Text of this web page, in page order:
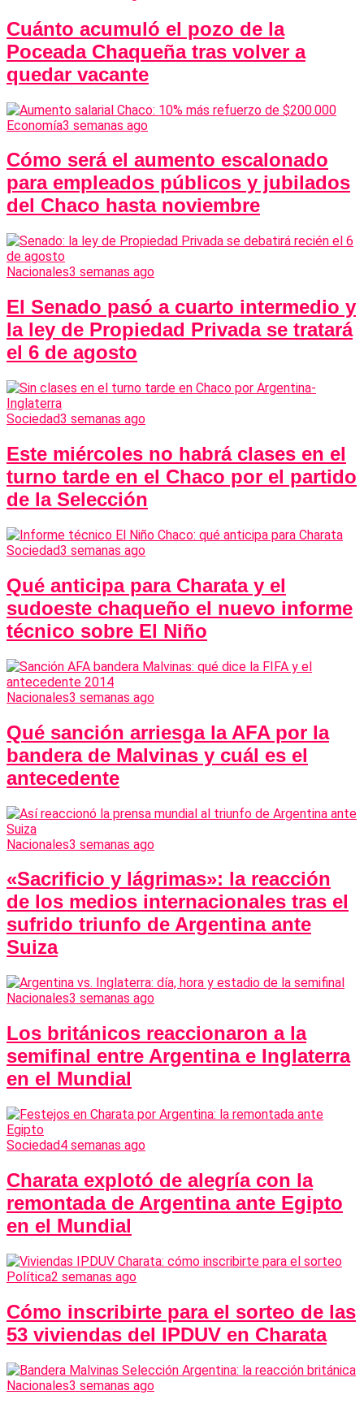
Cuánto acumuló el pozo de la
Poceada Chaqueña tras volver a
quedar vacante
Economía3 semanas ago
Cómo será el aumento escalonado
para empleados públicos y jubilados
del Chaco hasta noviembre
Nacionales3 semanas ago
El Senado pasó a cuarto intermedio y
la ley de Propiedad Privada se tratará
el 6 de agosto
Sociedad3 semanas ago
Este miércoles no habrá clases en el
turno tarde en el Chaco por el partido
de la Selección
Sociedad3 semanas ago
Qué anticipa para Charata y el
sudoeste chaqueño el nuevo informe
técnico sobre El Niño
Nacionales3 semanas ago
Qué sanción arriesga la AFA por la
bandera de Malvinas y cuál es el
antecedente
Nacionales3 semanas ago
«Sacrificio y lágrimas»: la reacción
de los medios internacionales tras el
sufrido triunfo de Argentina ante
Suiza
Nacionales3 semanas ago
Los británicos reaccionaron a la
semifinal entre Argentina e Inglaterra
en el Mundial
Sociedad4 semanas ago
Charata explotó de alegría con la
remontada de Argentina ante Egipto
en el Mundial
Política2 semanas ago
Cómo inscribirte para el sorteo de las
53 viviendas del IPDUV en Charata
Nacionales3 semanas ago